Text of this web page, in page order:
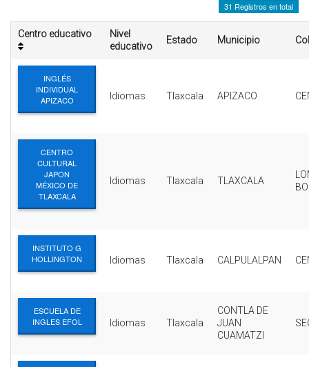
ESCUELA DE LA REPUBLICA
CONTRATA PUBLICIDAD
31 Registros en total
Centro educativo
Nivel
educativo
Estado Municipio
INGLÉS
INDIVIDUAL
APIZACO
Idiomas Tlaxcala APIZACO
CENTRO
CULTURAL
JAPON
MÉXICO DE
TLAXCALA
Idiomas Tlaxcala TLAXCALA
INSTITUTO G
HOLLINGTON
Idiomas Tlaxcala CALPULALPAN
ESCUELA DE
INGLES EFOL
Idiomas Tlaxcala
CONTLA DE
JUAN
CUAMATZI